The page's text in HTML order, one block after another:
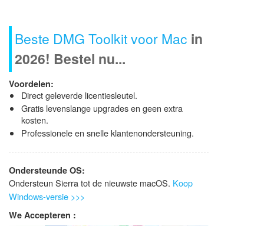
Beste DMG Toolkit voor Mac in
2026! Bestel nu...
Voordelen:
Direct geleverde licentiesleutel.
Gratis levenslange upgrades en geen extra
kosten.
Professionele en snelle klantenondersteuning.
Ondersteunde OS:
Ondersteun Sierra tot de nieuwste macOS. Koop
Windows-versie >>>
We Accepteren :